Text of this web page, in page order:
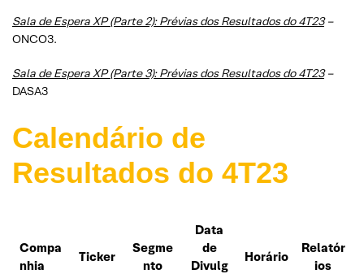
Sala de Espera XP (Parte 2): Prévias dos Resultados do 4T23–
ONCO3.
Sala de Espera XP (Parte 3): Prévias dos Resultados do 4T23–
DASA3
Calendário de
Resultados do 4T23
Compa
nhia
Ticker
Segme
nto
Data
de
Divulg
Horário
Relatór
ios